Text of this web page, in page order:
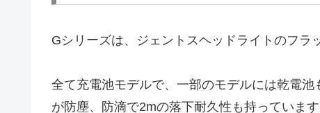
Gシリーズは、ジェントスヘッドライトのフラ
全て充電池モデルで、一部のモデルには乾電
が防塵、防滴で2mの落下耐久性も持っています